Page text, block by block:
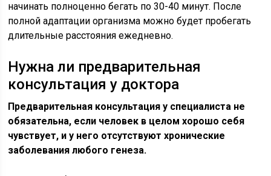
начинать полноценно бегать по 30-40 минут. После
полной адаптации организма можно будет пробегать
длительные расстояния ежедневно.
Нужна ли предварительная
консультация у доктора
Предварительная консультация у специалиста не
обязательна, если человек в целом хорошо себя
чувствует, и у него отсутствуют хронические
заболевания любого генеза.